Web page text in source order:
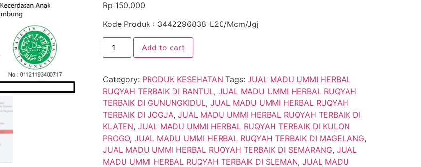
Rp 150.000
Kode Produk : 3442296838-L20/Mcm/Jgj
Add to cart
Category: PRODUK KESEHATAN Tags: JUAL MADU UMMI HERBAL
RUQYAH TERBAIK DI BANTUL, JUAL MADU UMMI HERBAL RUQYAH
TERBAIK DI GUNUNGKIDUL, JUAL MADU UMMI HERBAL RUQYAH
TERBAIK DI JOGJA, JUAL MADU UMMI HERBAL RUQYAH TERBAIK DI
KLATEN, JUAL MADU UMMI HERBAL RUQYAH TERBAIK DI KULON
PROGO, JUAL MADU UMMI HERBAL RUQYAH TERBAIK DI MAGELANG,
JUAL MADU UMMI HERBAL RUQYAH TERBAIK DI SEMARANG, JUAL
MADU UMMI HERBAL RUQYAH TERBAIK DI SLEMAN, JUAL MADU